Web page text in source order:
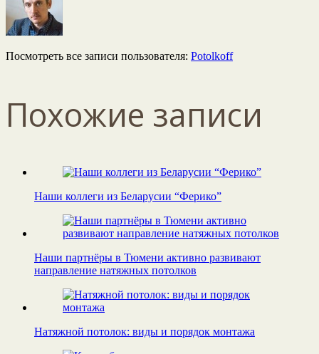
Посмотреть все записи пользователя: Potolkoff
Похожие записи
Наши коллеги из Беларусии “Ферико”
Наши партнёры в Тюмени активно развивают
направление натяжных потолков
Натяжной потолок: виды и порядок монтажа